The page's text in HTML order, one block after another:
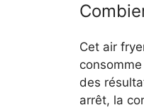
Cet air
des
arrêt, la